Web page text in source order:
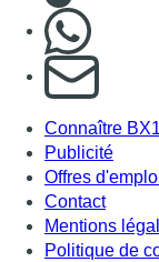
Connaître BX1
Publicité
Offres
Contact
Mentions
Politique de